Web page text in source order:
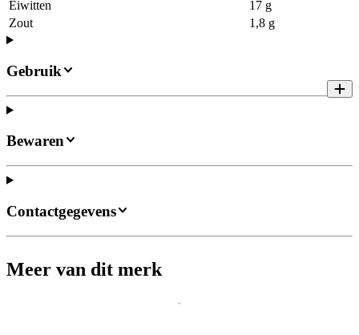
Eiwitten
17 g
Zout
1,8 g
Gebruik
Bewaren
Contactgegevens
Meer van dit merk